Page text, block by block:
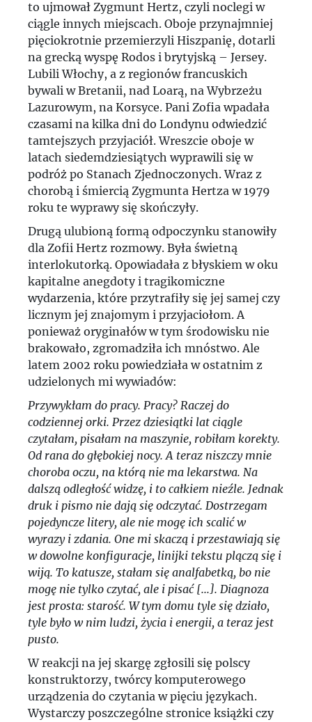
to ujmował Zygmunt Hertz, czyli noclegi w
ciągle innych miejscach. Oboje przynajmniej
pięciokrotnie przemierzyli Hiszpanię, dotarli
na grecką wyspę Rodos i brytyjską – Jersey.
Lubili Włochy, a z regionów francuskich
bywali w Bretanii, nad Loarą, na Wybrzeżu
Lazurowym, na Korsyce. Pani Zofia wpadała
czasami na kilka dni do Londynu odwiedzić
tamtejszych przyjaciół. Wreszcie oboje w
latach siedemdziesiątych wyprawili się w
podróż po Stanach Zjednoczonych. Wraz z
chorobą i śmiercią Zygmunta Hertza w 1979
roku te wyprawy się skończyły.
Drugą ulubioną formą odpoczynku stanowiły
dla Zofii Hertz rozmowy. Była świetną
interlokutorką. Opowiadała z błyskiem w oku
kapitalne anegdoty i tragikomiczne
wydarzenia, które przytrafiły się jej samej czy
licznym jej znajomym i przyjaciołom. A
ponieważ oryginałów w tym środowisku nie
brakowało, zgromadziła ich mnóstwo. Ale
latem 2002 roku powiedziała w ostatnim z
udzielonych mi wywiadów:
Przywykłam do pracy. Pracy? Raczej do
codziennej orki. Przez dziesiątki lat ciągle
czytałam, pisałam na maszynie, robiłam korekty.
Od rana do głębokiej nocy. A teraz niszczy mnie
choroba oczu, na którą nie ma lekarstwa. Na
dalszą odległość widzę, i to całkiem nieźle. Jednak
druk i pismo nie dają się odczytać. Dostrzegam
pojedyncze litery, ale nie mogę ich scalić w
wyrazy i zdania. One mi skaczą i przestawiają się
w dowolne konfiguracje, linijki tekstu plączą się i
wiją. To katusze, stałam się analfabetką, bo nie
mogę nie tylko czytać, ale i pisać [...]. Diagnoza
jest prosta: starość. W tym domu tyle się działo,
tyle było w nim ludzi, życia i energii, a teraz jest
pusto.
W reakcji na jej skargę zgłosili się polscy
konstruktorzy, twórcy komputerowego
urządzenia do czytania w pięciu językach.
Wystarczy poszczególne stronice książki czy